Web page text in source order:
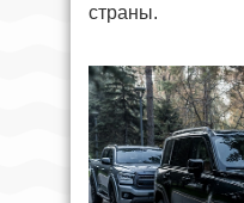
страны.